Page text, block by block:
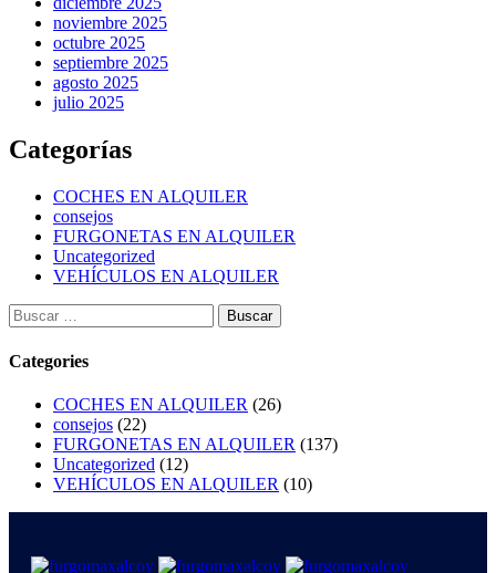
noviembre 2025
octubre 2025
septiembre 2025
agosto 2025
julio 2025
Categorías
COCHES EN ALQUILER
consejos
FURGONETAS EN ALQUILER
Uncategorized
VEHÍCULOS EN ALQUILER
Categories
COCHES EN ALQUILER (26)
consejos (22)
FURGONETAS EN ALQUILER (137)
Uncategorized (12)
VEHÍCULOS EN ALQUILER (10)